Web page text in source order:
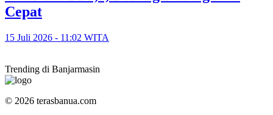
Cepat
15 Juli 2026 - 11:02 WITA
Trending di Banjarmasin
© 2026 terasbanua.com